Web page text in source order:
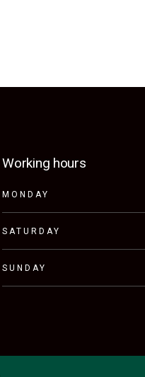
Working hours
MONDAY
SATURDAY
SUNDAY